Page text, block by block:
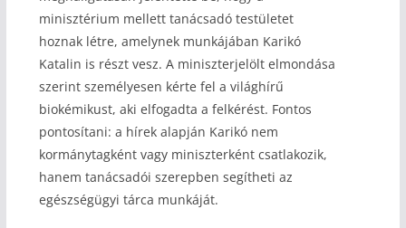
minisztérium mellett tanácsadó testületet
hoznak létre, amelynek munkájában Karikó
Katalin is részt vesz. A miniszterjelölt elmondása
szerint személyesen kérte fel a világhírű
biokémikust, aki elfogadta a felkérést. Fontos
pontosítani: a hírek alapján Karikó nem
kormánytagként vagy miniszterként csatlakozik,
hanem tanácsadói szerepben segítheti az
egészségügyi tárca munkáját.